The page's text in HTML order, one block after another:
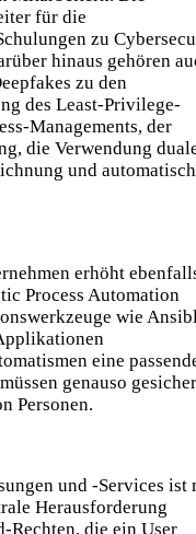
für die
zu
hinaus gehören
zu den
des Least-Privilege-
Managements, der
die Verwendung
und
erhöht
Process Automation
wie
eine
genauso
Personen.
und -Services ist
Herausforderung
Rechten, die ein User